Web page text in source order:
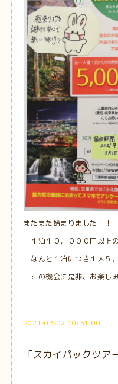
またまた始まりました！！
１泊１０，０００円以上
なんと１泊につき１人５
この機会に是非、お楽しみ
2021-03-02 10:31:00
「スカイパックツア